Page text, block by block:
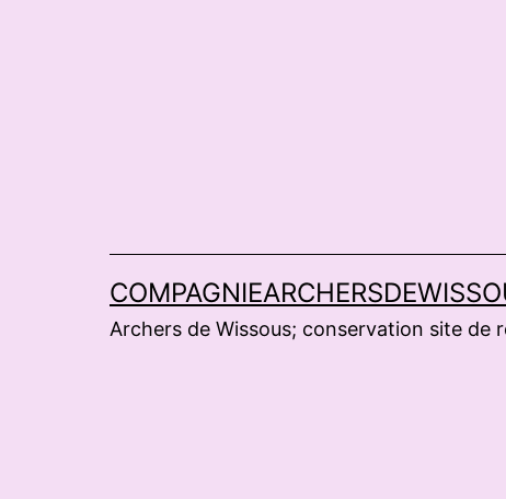
Archers de Wissous; conservation site de